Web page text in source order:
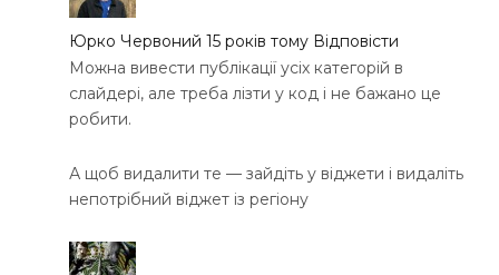
Юрко Червоний 15 років тому Відповісти
Можна вивести публікації усіх категорій в
слайдері, але треба лізти у код і не бажано це
робити.
А щоб видалити те — зайдіть у віджети і видаліть
непотрібний віджет із регіону